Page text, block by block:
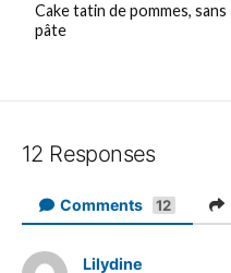
Cake tatin de pommes, sans
pâte
12 Responses
Comments 12
Lilydine